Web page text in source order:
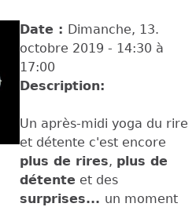
Date : Dimanche, 13.
octobre 2019 - 14:30 à
17:00
Description:
Un après-midi yoga du rire
et détente c'est encore
plus de rires, plus de
détente et des
surprises... un moment